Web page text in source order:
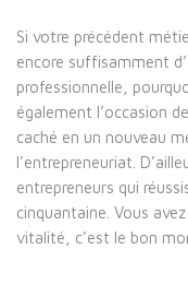
Si votre précédent
encore suffisamment
professionnelle,
également l’occasion
caché en un nouveau
l’entrepreneuriat.
entrepreneurs qui
cinquantaine. Vous
vitalité, c’est le bon